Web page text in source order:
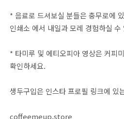
* 음료로 드셔보실 분들은 충무로에
인쇄소 에서 내일과 모레 경험하실 수
* 타미루 및 에티오피아 영상은 커피
확인하세요.
생두구입은 인스타 프로필 링크에 있
coffeemeup.store